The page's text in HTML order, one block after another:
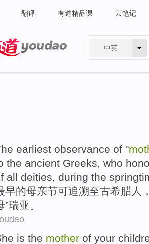
翻译 有道精品课 云笔记
中英
earliest observance of "
the ancient Greeks, who
all deities, during the
早的母亲节可追溯至古希腊人
”瑞亚。
is the mother of your